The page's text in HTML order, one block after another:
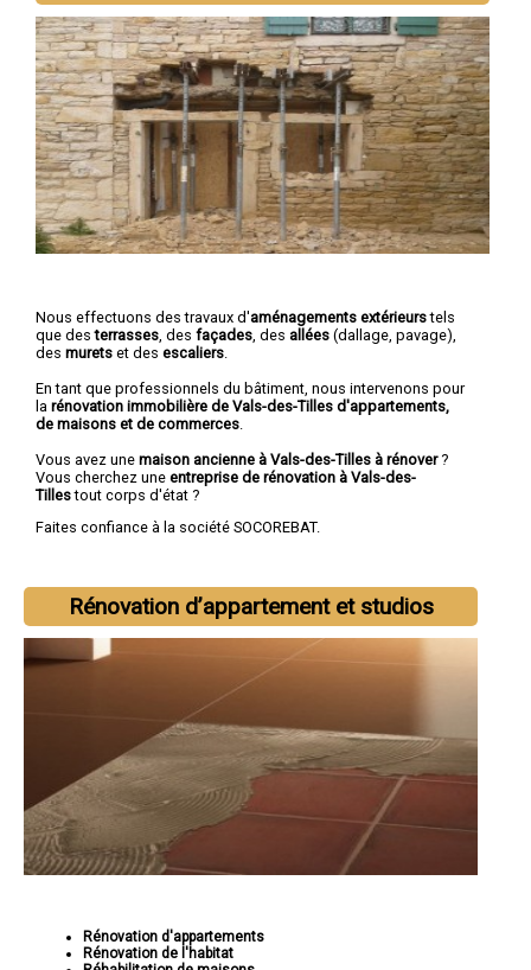
Nous effectuons des travaux d'aménagements extérieurstels
que desterrasses , des façades , des allées (dallage, pavage),
des murets et des escaliers
En tant que professionnels du bâtiment, nous intervenons pour
la rénovation immobilière de Vals-des-Tilles d'appartements,
de maisons et de commerces
Vous avez une maison ancienne à Vals-des-Tilles à rénover?
Vous cherchez une entreprise de rénovation à Vals-des-
Tillestout corps d'état ?
Faites confiance à la société SOCOREBAT.
Rénovation d’appartement et studios
Rénovation d'appartements
Rénovation de l'habitat